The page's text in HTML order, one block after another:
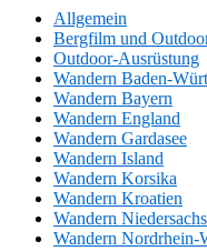
Allgemein
Bergfilm und
Outdoor-Ausrüstung
Wandern Baden-
Wandern Bayern
Wandern England
Wandern Gardasee
Wandern Island
Wandern Korsika
Wandern Kroatien
Wandern
Wandern Nordrhein-